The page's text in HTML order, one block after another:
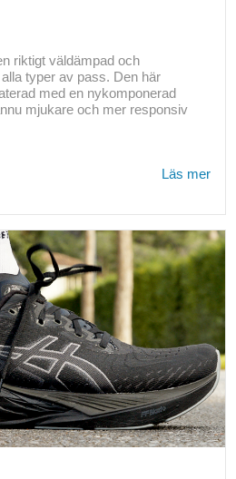
riktigt väldämpad och
typer av pass. Den här
med en nykomponerad
mjukare och mer responsiv
Läs mer